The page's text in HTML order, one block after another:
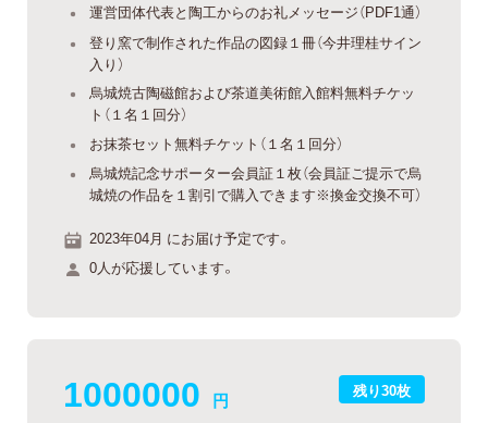
運営団体代表と陶工からのお礼メッセージ（PDF1通）
登り窯で制作された作品の図録１冊（今井理桂サイン
入り）
烏城焼古陶磁館および茶道美術館入館料無料チケッ
ト（１名１回分）
お抹茶セット無料チケット（１名１回分）
烏城焼記念サポーター会員証１枚（会員証ご提示で烏
城焼の作品を１割引で購入できます※換金交換不可）
2023年04月 にお届け予定です。
0人が応援しています。
残り30枚
1000000 円